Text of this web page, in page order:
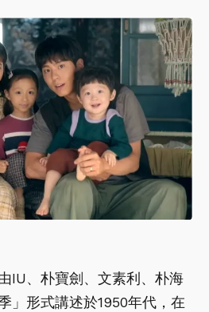
IU、朴寶劍、文素利、朴海
」形式講述於1950年代，在